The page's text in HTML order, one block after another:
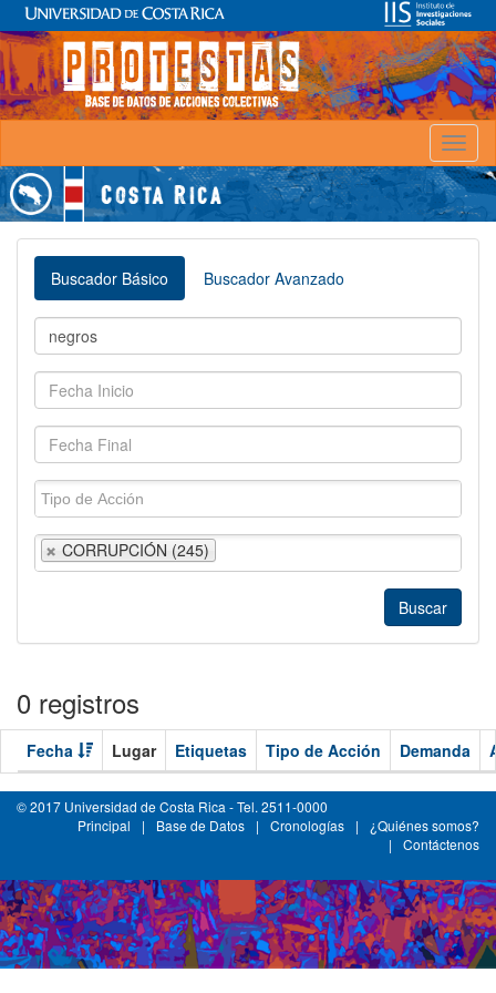
Buscador Básico Buscador Avanzado
CORRUPCIÓN (245)
0 registros
Fecha Lugar Etiquetas Tipo de Acción Demanda
© 2017 Universidad de Costa Rica - Tel. 2511-0000
Principal
| Base de Datos | Cronologías |
¿Quiénes somos?
|
Contáctenos